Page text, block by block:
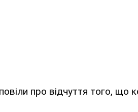
про відчуття того, що